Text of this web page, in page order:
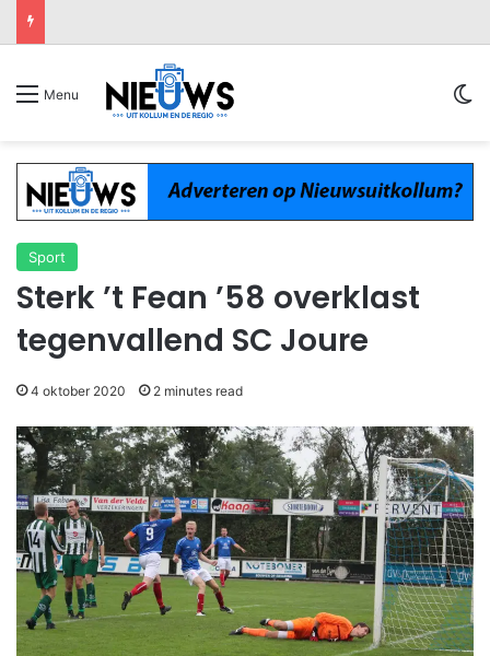
Menu
Sport
Sterk ’t Fean ’58 overklast
tegenvallend SC Joure
4 oktober 2020 2 minutes read